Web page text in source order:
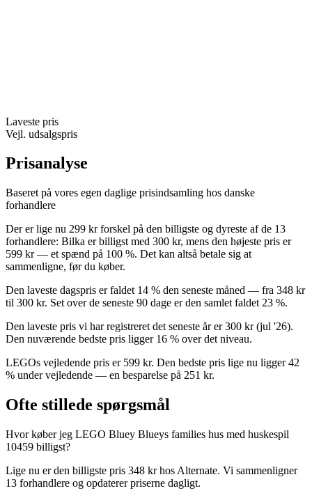
Laveste pris
Vejl. udsalgspris
Prisanalyse
Baseret på vores egen daglige prisindsamling hos danske
forhandlere
Der er lige nu 299 kr forskel på den billigste og dyreste af de 13
forhandlere: Bilka er billigst med 300 kr, mens den højeste pris er
599 kr — et spænd på 100 %. Det kan altså betale sig at
sammenligne, før du køber.
Den laveste dagspris er faldet 14 % den seneste måned — fra 348 kr
til 300 kr. Set over de seneste 90 dage er den samlet faldet 23 %.
Den laveste pris vi har registreret det seneste år er 300 kr (jul '26).
Den nuværende bedste pris ligger 16 % over det niveau.
LEGOs vejledende pris er 599 kr. Den bedste pris lige nu ligger 42
% under vejledende — en besparelse på 251 kr.
Ofte stillede spørgsmål
Hvor køber jeg LEGO Bluey Blueys families hus med huskespil
10459 billigst?
Lige nu er den billigste pris 348 kr hos Alternate. Vi sammenligner
13 forhandlere og opdaterer priserne dagligt.